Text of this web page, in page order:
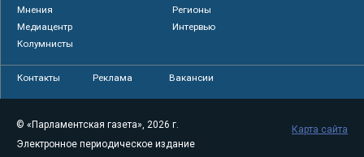
Мнения
Регионы
Медиацентр
Интервью
Колумнисты
Контакты Реклама Вакансии
© «Парламентская газета», 2026 г.
Электронное периодическое издание
Карта сайта